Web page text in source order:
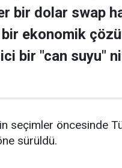
bir dolar swap
ekonomik
bir "can suyu"
seçimler öncesinde
sürüldü.